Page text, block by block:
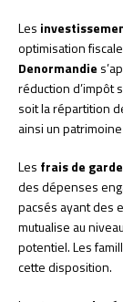
Les
optimisation
Denormandie
réduction d’impôt
soit la répartition
ainsi un
Les frais de
des dépenses
pacsés ayant des
mutualise au
potentiel. Les
cette disposition.